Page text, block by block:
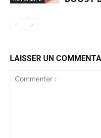
LAISSER UN